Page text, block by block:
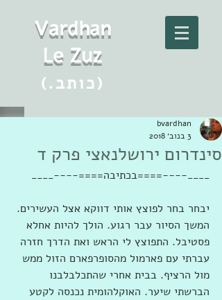
Vardhan
Le Zuz
(.כותב)
סינדרום ירושלנאצי פרק ד
bvardhan
3 בנוב׳ 2018
____----====בכתיבה====----____
יבחר בחר לפוצץ אותי דווקא אצל העשירים.
המשך הסיור עבר רגוע. הולך להיות אחלא
פסטיבל. התפוצץ לי הראש ואת הדרך חזרה
עברתי עם פארמול מהסופרפארם הזול ממש
מול הרציף. בבית אחרי שהתכלבלבנו
הברשתי שיער. האוקלהומית נכנסה לקטע